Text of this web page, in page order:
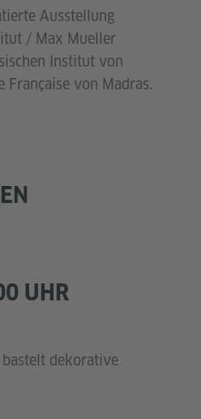
Ausstellung
/ Max Mueller
Institut von
von Madras.
UHR
dekorative